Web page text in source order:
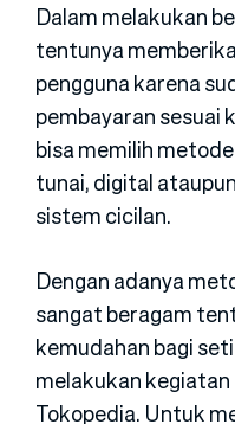
Dalam melakukan
tentunya
pengguna karena
pembayaran sesuai
bisa memilih
tunai, digital
sistem cicilan.
Dengan adanya
sangat beragam
kemudahan bagi
melakukan
Tokopedia. Untuk